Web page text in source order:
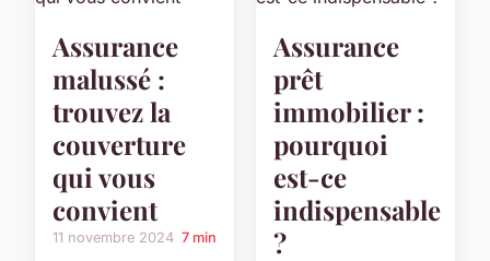
Assurance
malussé :
trouvez la
couverture
qui vous
convient
11 novembre 2024 7 min
Assurance
prêt
immobilier :
pourquoi
est-ce
indispensable
?